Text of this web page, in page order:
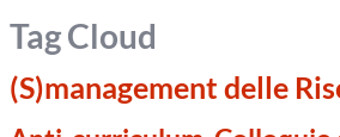
Tag Cloud
(S)management delle